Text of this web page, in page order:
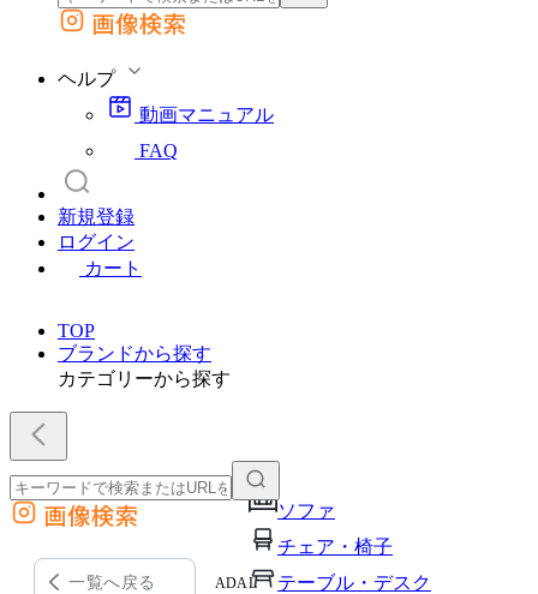
外部サイトの商品をカートに追加
画像検索
ヘルプ
動画マニュアル
FAQ
新規登録
ログイン
カート
TOP
ブランドから探す
カテゴリーから探す
ソファ
チェア・椅子
テーブル・デスク
外部サイトの商品をカートに追加
他のサイトで見つけた商品ページのURLを貼り付けて、カートに追加できます
画像検索
一覧へ戻る ADAL